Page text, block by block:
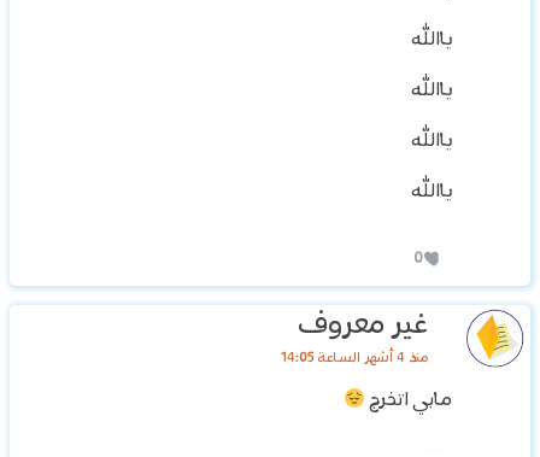
ياالله
ياالله
ياالله
ياالله
0
غير معروف
منذ 4 أشهر الساعة 14:05
مابي اتخرج